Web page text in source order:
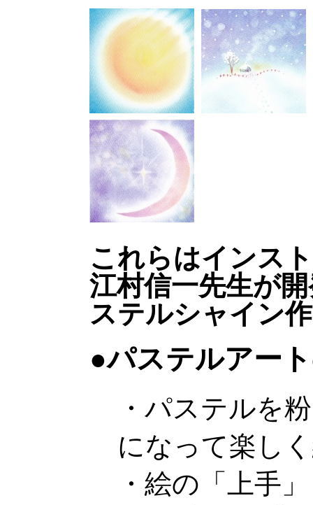
これらはインス
江村信一先生が
ステルシャイン
●パステルアー
・パステルを
になって楽し
・絵の「上手